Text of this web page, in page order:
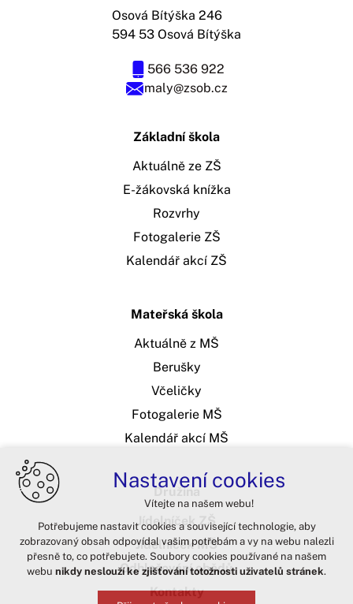
maly@zsob.cz
566 536 922
Osová Bítýška 246
594 53 Osová Bítýška
Základní škola
Aktuálně ze ZŠ
E-žákovská knížka
Rozvrhy
Fotogalerie ZŠ
Kalendář akcí ZŠ
Mateřská škola
Aktuálně z MŠ
Berušky
Včeličky
Fotogalerie MŠ
Kalendář akcí MŠ
Družina
Jídelníček ZŠ
Jídelníček MŠ
Odhlašování obědů
Kontakty
Nastavení cookies
Vítejte na našem webu!
Potřebujeme nastavit cookies a související technologie, aby
zobrazovaný obsah odpovídal vašim potřebám a vy na webu nalezli
přesně to, co potřebujete. Soubory cookies používané na našem
webu nikdy neslouží ke zjišťování totožnosti uživatelů stránek.